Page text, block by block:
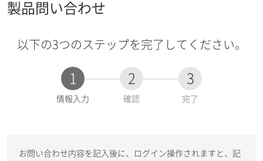
製品問い合わせ
以下の3つのステップを完了してください。
1
現
情報入力
2
確認
3
完了
お問い合わせ内容を記入後に、ログイン操作されますと、記